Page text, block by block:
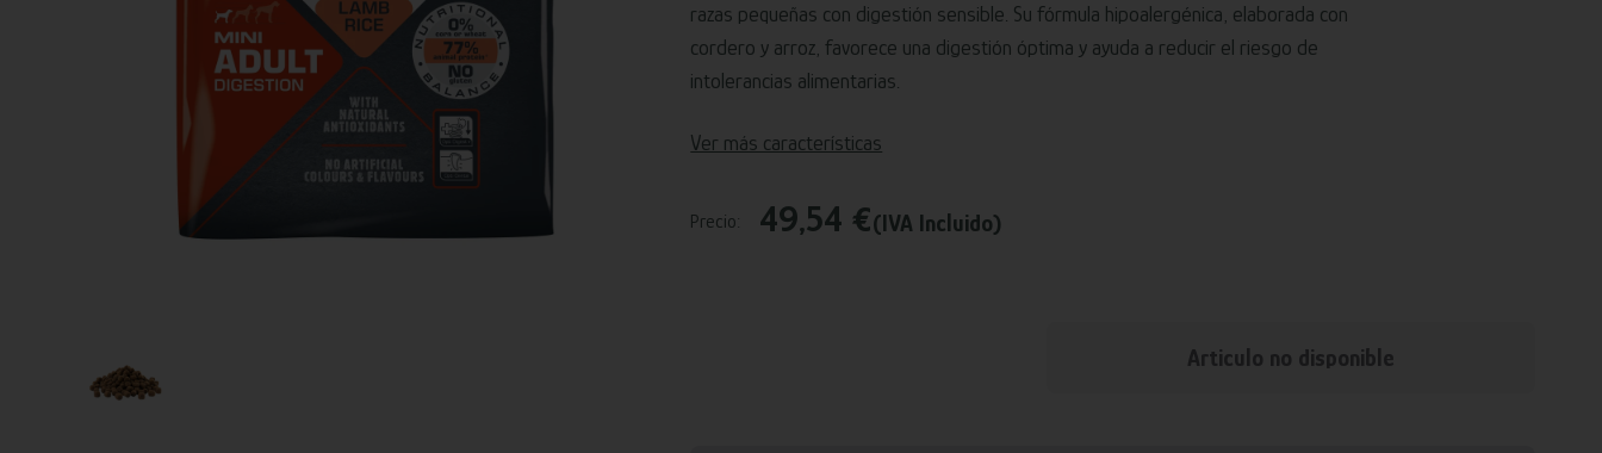
razas pequeñas con digestión sensible. Su fórmula hipoalergénica, elaborada con
cordero y arroz, favorece una digestión óptima y ayuda a reducir el riesgo de
intolerancias alimentarias.
Ver más características
Precio: 49,54 €(IVA Incluido)
Articulo no disponible